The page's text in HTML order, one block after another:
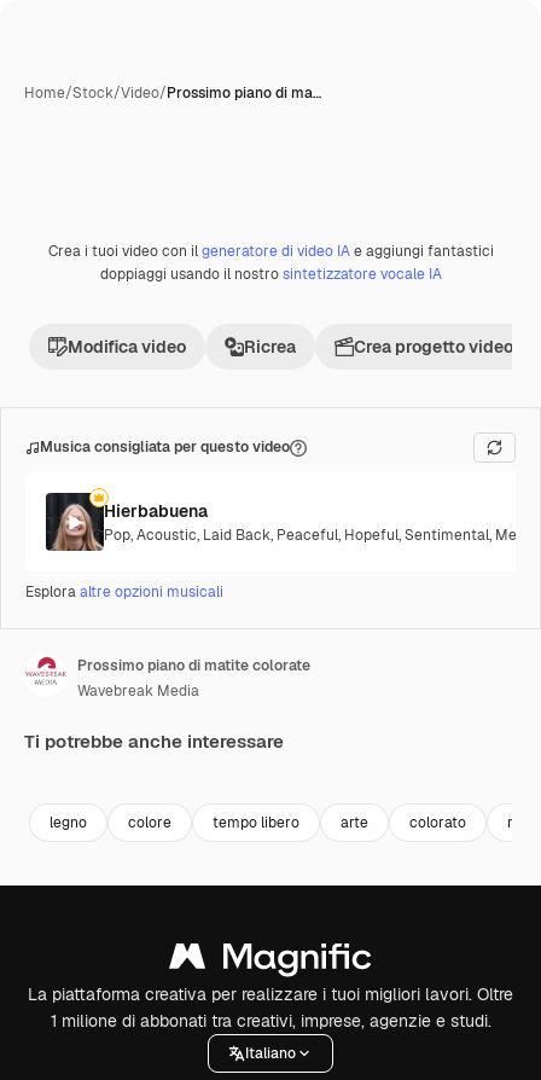
Home/Stock/Video/Prossimo piano di ma…
Premium
Crea i tuoi video con ilgeneratore di video IAe aggiungi fantastici
doppiaggi usando il nostrosintetizzatore vocale IA
Modifica video Ricrea Crea progetto video
Musica consigliata per questo video
Hierbabuena
Pop,Acoustic, Laid Back, Peaceful, Hopeful,Sentimental,
Esploraaltre opzioni musicali
Prossimo piano di matite colorate
Wavebreak Media
Ti potrebbe anche interessare
legno colore tempo libero arte colorato
La piattaforma creativa per realizzare i tuoi migliori lavori. Oltre
1 milione di abbonati tra creativi, imprese, agenzie e studi.
Italiano